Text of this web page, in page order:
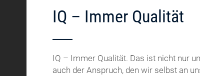
IQ – Immer Qualität
IQ – Immer Qualität. Das ist nicht nur
auch der Anspruch, den wir selbst an